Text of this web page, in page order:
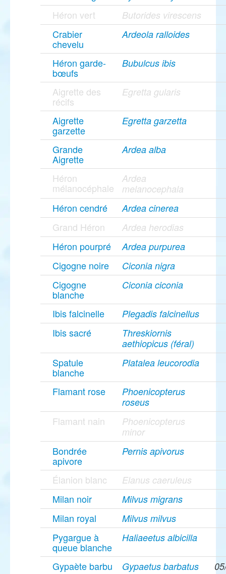
Héron vert Butorides virescens
Crabier
chevelu
Ardeola ralloides
Héron garde-
bœufs
Bubulcus ibis
Aigrette des
récifs
Egretta gularis
Aigrette
garzette
Egretta garzetta
Grande
Aigrette
Ardea alba
Héron
mélanocéphale
Ardea
melanocephala
Héron cendré Ardea cinerea
Grand Héron Ardea herodias
Héron pourpré Ardea purpurea
Cigogne noire Ciconia nigra
Cigogne
blanche
Ciconia ciconia
Ibis falcinelle Plegadis falcinellus
Ibis sacré
Threskiornis
aethiopicus (féral)
Spatule
blanche
Platalea leucorodia
Flamant rose
Phoenicopterus
roseus
Flamant nain
Phoenicopterus
minor
Bondrée
apivore
Pernis apivorus
Élanion blanc Elanus caeruleus
Milan noir Milvus migrans
Milan royal Milvus milvus
Pygargue à
queue blanche
Haliaeetus albicilla
Gypaète barbu Gypaetus barbatus